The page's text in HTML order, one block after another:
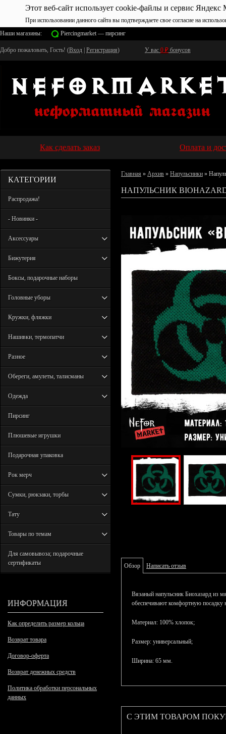
Этот веб-сайт использует cookie-файлы и сервис Яндекс
При использовании данного сайта вы подтверждаете свое согласие на
Наши магазины:
Piercingmarket — пирсинг
Добро пожаловать, Гость! (Вход Регистрация) У вас 0 ₽ бонусов
Как сделать заказ Оплата и
КАТЕГОРИИ
Распродажа!
- Новинки -
Аксессуары
Бижутерия
Боксы, подарочные наборы
Головные уборы
Кружки, фляжки
Нашивки, термопатчи
Разное
Обереги, амулеты, талисманы
Одежда
Пирсинг
Плюшевые игрушки
Подарочная упаковка
Рок мерч
Сумки, рюкзаки, торбы
Тату
Товары по темам
Для самовывоза; подарочные
сертификаты
ИНФОРМАЦИЯ
Как определить размер кольца
Возврат товара
Договор-оферта
Возврат денежных средств
Политика обработки персональных
данных
Главная » Архив » Напульсники »
НАПУЛЬСНИК
Обзор Написать отзыв
Вязаный напульсник Биохазард из
обеспечивают комфортную посадку
Материал: 100% хлопок;
Размер: универсальный;
Ширина: 65 мм.
С ЭТИМ ТОВАРОМ